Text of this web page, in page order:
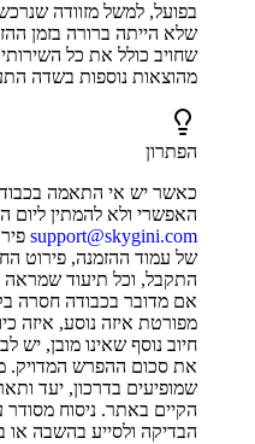
בפועל, למשל מזוודה
שלא הייתה ברורה בזמן
שחויב כולל את כל
מהוצאות נוספות בשדה
הפתרון
כאשר יש אי התאמה
האפשרי ולא להמתין ליום
support@skygini.com
של עמוד ההזמנה, פירוט
התקבל, וכל תיעוד שמראה
אם מדובר בכבודה חסרה
מפורטת איזה נוסע, איזה
חיוב נוסף שאינו מובן, יש
את סכום ההפרש המדויק.
שמופיעים בדרכון, יעד
הקיים באתר. ניסוח
הבדיקה ולסייע בהשבה או